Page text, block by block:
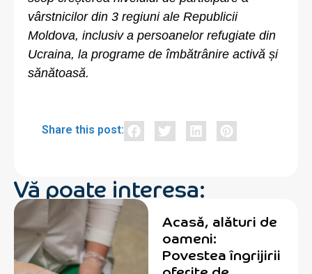
vârstnicilor din 3 regiuni ale Republicii
Moldova, inclusiv a persoanelor refugiate din
Ucraina, la programe de îmbătrânire activă și
sănătoasă.
Share this post:
Vă poate interesa:
Acasă, alături de
oameni:
Povestea îngrijirii